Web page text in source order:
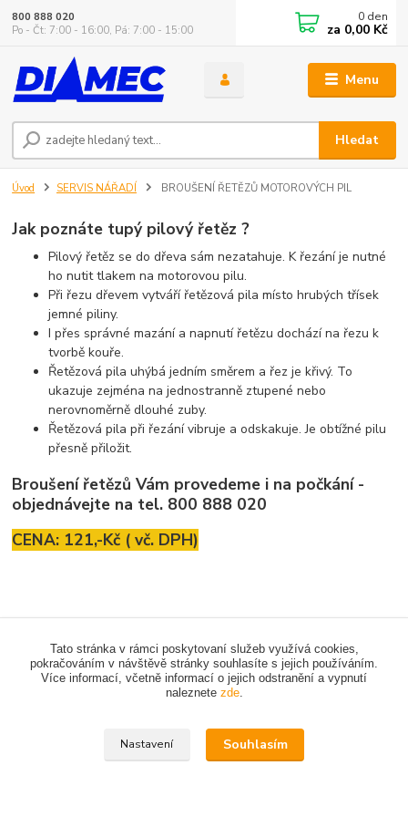
Menu
Hledat
800 888 020
Po - Čt: 7:00 - 16:00, Pá: 7:00 - 15:00
0 den
za 0,00 Kč
Úvod SERVIS NÁŘADÍ BROUŠENÍ ŘETĚZŮ MOTOROVÝCH PIL
Jak poznáte tupý pilový řetěz ?
Pilový řetěz se do dřeva sám nezatahuje. K řezání je nutné
ho nutit tlakem na motorovou pilu.
Při řezu dřevem vytváří řetězová pila místo hrubých třísek
jemné piliny.
I přes správné mazání a napnutí řetězu dochází na řezu k
tvorbě kouře.
Řetězová pila uhýbá jedním směrem a řez je křivý. To
ukazuje zejména na jednostranně ztupené nebo
nerovnoměrně dlouhé zuby.
Řetězová pila při řezání vibruje a odskakuje. Je obtížné pilu
přesně přiložit.
Broušení řetězů Vám provedeme i na počkání -
objednávejte na tel. 800 888 020
CENA: 121,-Kč ( vč. DPH)
Upravit sběr cookies.
Vytvořeno na Eshop-rychle.cz
Tato stránka v rámci poskytovaní služeb využívá cookies,
pokračováním v návštěvě stránky souhlasíte s jejich používáním.
Více informací, včetně informací o jejich odstranění a vypnutí
naleznete zde.
Nastavení Souhlasím